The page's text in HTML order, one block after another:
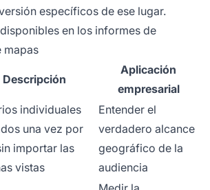
específicos de ese lugar.
en los informes de
mapas
Descripción
Aplicación
empresarial
individuales
una vez por
importar las
vistas
Entender el
verdadero alcance
geográfico de la
audiencia